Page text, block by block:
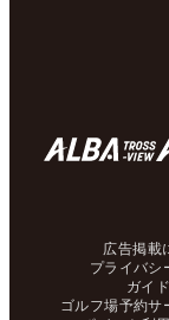
広告掲載
プライバシ
ガイ
ゴルフ場予約サ